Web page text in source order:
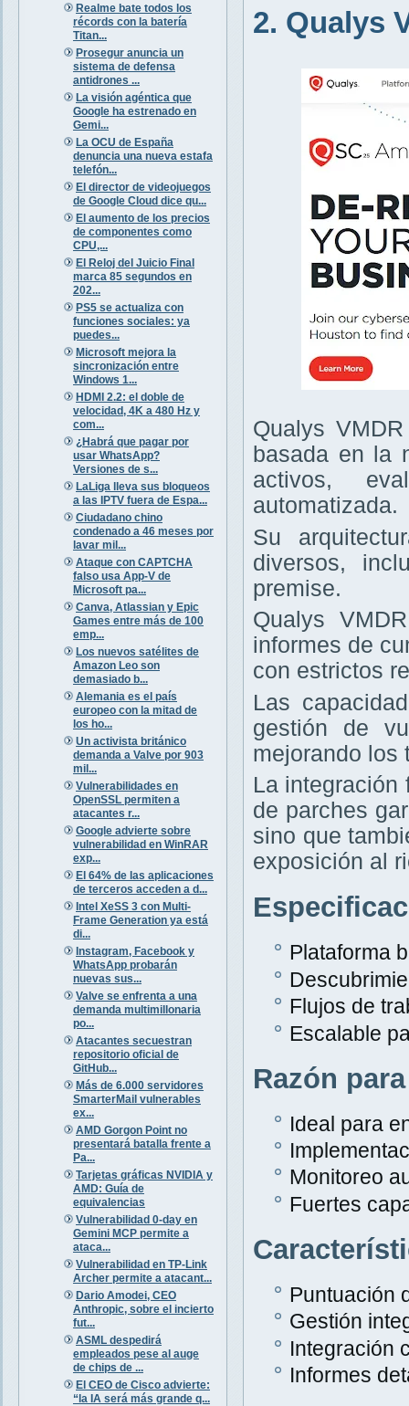
Realme bate todos los
récords con la batería
Titan...
Prosegur anuncia un
sistema de defensa
antidrones ...
La visión agéntica que
Google ha estrenado en
Gemi...
La OCU de España
denuncia una nueva estafa
telefón...
El director de videojuegos
de Google Cloud dice qu...
El aumento de los precios
de componentes como
CPU,...
El Reloj del Juicio Final
marca 85 segundos en
202...
PS5 se actualiza con
funciones sociales: ya
puedes...
Microsoft mejora la
sincronización entre
Windows 1...
HDMI 2.2: el doble de
velocidad, 4K a 480 Hz y
com...
¿Habrá que pagar por
usar WhatsApp?
Versiones de s...
LaLiga lleva sus bloqueos
a las IPTV fuera de Espa...
Ciudadano chino
condenado a 46 meses por
lavar mil...
Ataque con CAPTCHA
falso usa App-V de
Microsoft pa...
Canva, Atlassian y Epic
Games entre más de 100
emp...
Los nuevos satélites de
Amazon Leo son
demasiado b...
Alemania es el país
europeo con la mitad de
los ho...
Un activista británico
demanda a Valve por 903
mil...
Vulnerabilidades en
OpenSSL permiten a
atacantes r...
Google advierte sobre
vulnerabilidad en WinRAR
exp...
El 64% de las aplicaciones
de terceros acceden a d...
Intel XeSS 3 con Multi-
Frame Generation ya está
di...
Instagram, Facebook y
WhatsApp probarán
nuevas sus...
Valve se enfrenta a una
demanda multimillonaria
po...
Atacantes secuestran
repositorio oficial de
GitHub...
Más de 6.000 servidores
SmarterMail vulnerables
ex...
AMD Gorgon Point no
presentará batalla frente a
Pa...
Tarjetas gráficas NVIDIA y
AMD: Guía de
equivalencias
Vulnerabilidad 0-day en
Gemini MCP permite a
ataca...
Vulnerabilidad en TP-Link
Archer permite a atacant...
Dario Amodei, CEO
Anthropic, sobre el incierto
fut...
ASML despedirá
empleados pese al auge
de chips de ...
El CEO de Cisco advierte:
“la IA será más grande q...
2. Qualys
Qualys
basada en la
activos,
automatizada.
Su
diversos,
premise.
Qualys
informes de
con estrictos
Las
gestión de
mejorando los
La integración
de parches
sino que
exposición al
Plataforma
Flujos de
Escalable
Razón
Ideal para
Monitoreo
Fuertes
Puntuación
Gestión
Integración
Informes